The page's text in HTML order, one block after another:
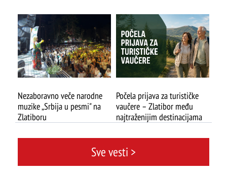
Nezaboravno veče narodne
muzike „Srbija u pesmi" na
Zlatiboru
Počela prijava za turističke
vaučere – Zlatibor među
najtraženijim destinacijama
Sve vesti >
PREPORUČUJEMO
Mokra gora